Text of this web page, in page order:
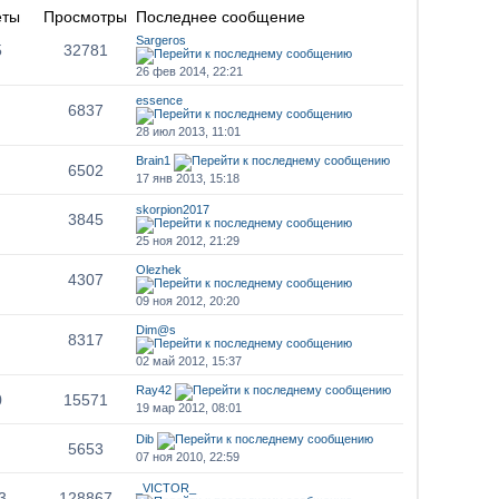
Просмотры Последнее сообщение
32781
Sargeros
26 фев 2014, 22:21
6837
essence
28 июл 2013, 11:01
6502
Brain1
17 янв 2013, 15:18
3845
skorpion2017
25 ноя 2012, 21:29
4307
Olezhek
09 ноя 2012, 20:20
8317
Dim@s
02 май 2012, 15:37
15571
Ray42
19 мар 2012, 08:01
5653
Dib
07 ноя 2010, 22:59
_VICTOR_